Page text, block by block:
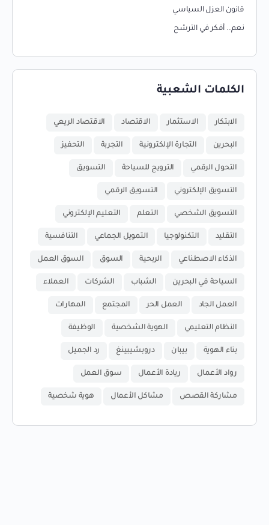
قانون العزل السياسي
نعم.. أفكر في الترشح
الكلمات الشعبية
الابتكار الاستثمار الاقتصاد الاقتصاد الريعي
البحرين التجارة الإلكترونية التجربة التحفيز
التحول الرقمي الترويج للسياحة التسويق
التسويق الإلكتروني التسويق الرقمي
التسويق الشخصي التعلم التعليم الإلكتروني
التقليد التكنولوجيا التمويل الجماعي التنافسية
الذكاء الاصطناعي الربحية السوق السوق العمل
السياحة في البحرين الشباب الشركات العملاء
العمل الجاد العمل الحر المجتمع المهارات
النظام التعليمي الهوية الشخصية الوظيفة
بناء الهوية بيبان دروبشيبينغ رد الجميل
رواد الأعمال ريادة الأعمال سوق العمل
مشاركة القصص مشاكل الأعمال هوية شخصية